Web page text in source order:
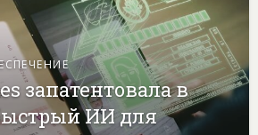
запатентовала в
ИИ для